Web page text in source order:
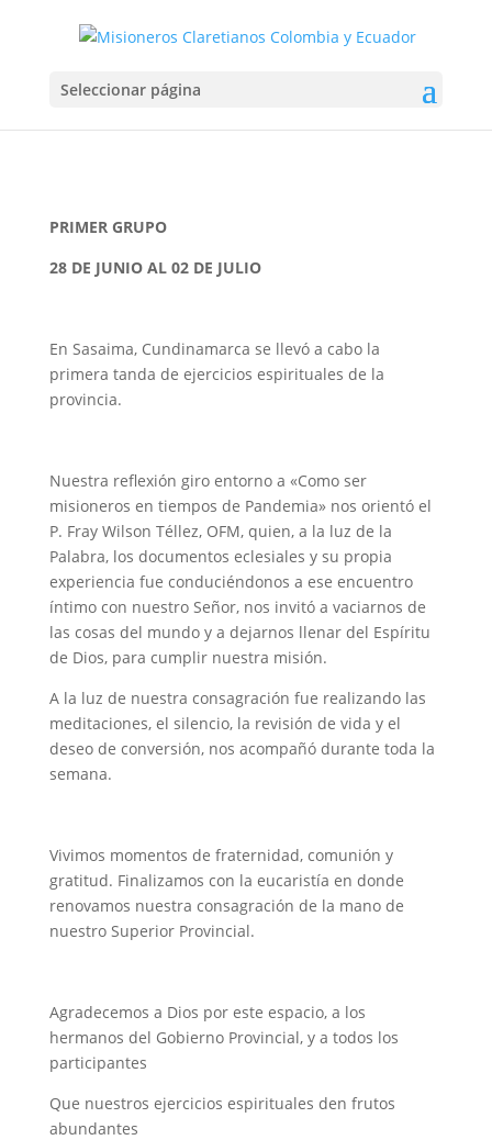
Seleccionar página
EJERCICIOS ESPIRITUALES
PRIMER GRUPO
28 DE JUNIO AL 02 DE JULIO
En Sasaima, Cundinamarca se llevó a cabo la
primera tanda de ejercicios espirituales de la
provincia.
Nuestra reflexión giro entorno a «Como ser
misioneros en tiempos de Pandemia» nos orientó el
P. Fray Wilson Téllez, OFM, quien, a la luz de la
Palabra, los documentos eclesiales y su propia
experiencia fue conduciéndonos a ese encuentro
íntimo con nuestro Señor, nos invitó a vaciarnos de
las cosas del mundo y a dejarnos llenar del Espíritu
de Dios, para cumplir nuestra misión.
A la luz de nuestra consagración fue realizando las
meditaciones, el silencio, la revisión de vida y el
deseo de conversión, nos acompañó durante toda la
semana.
Vivimos momentos de fraternidad, comunión y
gratitud. Finalizamos con la eucaristía en donde
renovamos nuestra consagración de la mano de
nuestro Superior Provincial.
Agradecemos a Dios por este espacio, a los
hermanos del Gobierno Provincial, y a todos los
participantes
Que nuestros ejercicios espirituales den frutos
abundantes